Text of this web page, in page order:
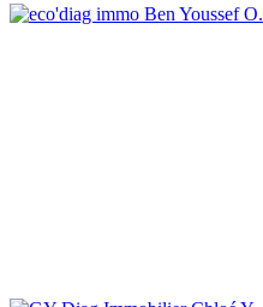
Ben Youssef O.